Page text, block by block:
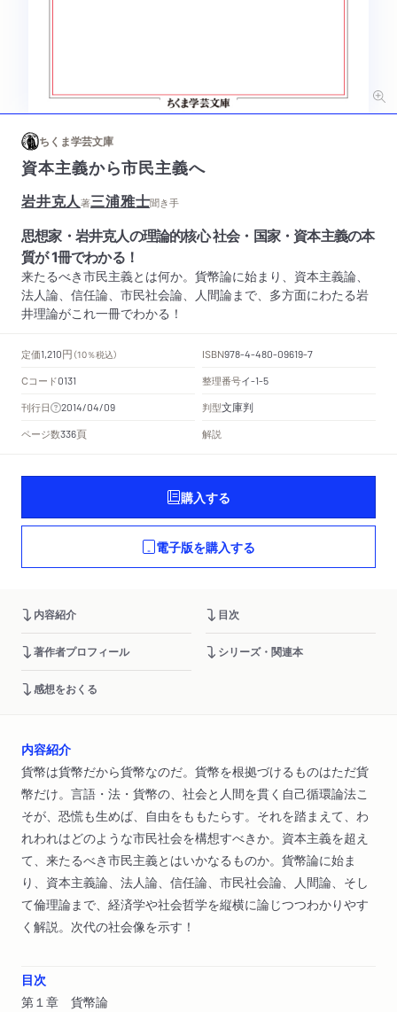
ちくま学芸文庫
資本主義から市民主義へ
岩井克人著三浦雅士聞き手
思想家・岩井克人の理論的核心 社会・国家・資本主義の本
質が 1冊でわかる！
来たるべき市民主義とは何か。貨幣論に始まり、資本主義論、
法人論、信任論、市民社会論、人間論まで、多方面にわたる岩
井理論がこれ一冊でわかる！
定価1,210円 （10％税込） ISBN978-4-480-09619-7
Cコード0131 整理番号イ-1-5
刊行日 2014/04/09 判型文庫判
ページ数336頁 解説
購入する
電子版を購入する
内容紹介 目次
著作者プロフィール シリーズ・関連本
感想をおくる
内容紹介
貨幣は貨幣だから貨幣なのだ。貨幣を根拠づけるものはただ貨
幣だけ。言語・法・貨幣の、社会と人間を貫く自己循環論法こ
そが、恐慌も生めば、自由をももたらす。それを踏まえて、わ
れわれはどのような市民社会を構想すべきか。資本主義を超え
て、来たるべき市民主義とはいかなるものか。貨幣論に始ま
り、資本主義論、法人論、信任論、市民社会論、人間論、そし
て倫理論まで、経済学や社会哲学を縦横に論じつつわかりやす
く解説。次代の社会像を示す！
目次
第１章 貨幣論